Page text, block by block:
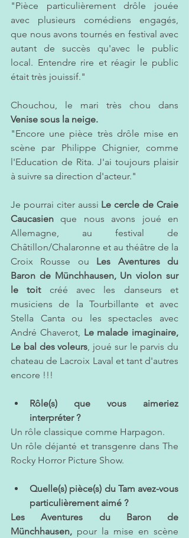
"Pièce particulièrement drôle jouée
avec plusieurs comédiens engagés,
que nous avons tournés en festival avec
autant de succès qu'avec le public
local. Entendre rire et réagir le public
était très jouissif."
Chouchou, le mari très chou dans
Venise sous la neige.
"Encore une pièce très drôle mise en
scène par Philippe Chignier, comme
l'Education de Rita. J'ai toujours plaisir
à suivre sa direction d'acteur."
Je pourrai citer aussi Le cercle de Craie
Caucasien que nous avons joué en
Allemagne, au festival de
Châtillon/Chalaronne et au théâtre de la
Croix Rousse ou Les Aventures du
Baron de Münchhausen, Un violon sur
le toit créé avec les danseurs et
musiciens de la Tourbillante et avec
Stella Canta ou les spectacles avec
André Chaverot, Le malade imaginaire,
Le bal des voleurs , joué sur le parvis du
chateau de Lacroix Laval et tant d'autres
encore !!!
Rôle(s) que vous aimeriez
interpréter ?
Un rôle classique comme Harpagon.
Un rôle déjanté et transgenre dans The
Rocky Horror Picture Show.
Quelle(s) pièce(s) du Tam avez-vous
particulièrement aimé ?
Les Aventures du Baron de
Münchhausen, pour la mise en scène